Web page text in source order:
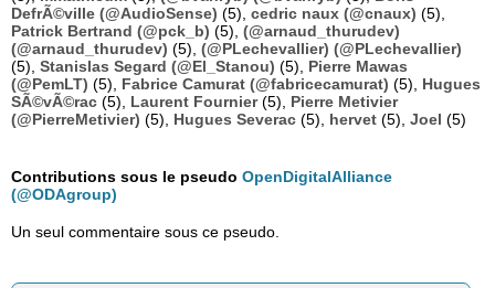
DefrÃ©ville (@AudioSense) (5), cedric naux (@cnaux) (5),
Patrick Bertrand (@pck_b) (5), (@arnaud_thurudev)
(@arnaud_thurudev) (5), (@PLechevallier) (@PLechevallier)
(5), Stanislas Segard (@El_Stanou) (5), Pierre Mawas
(@PemLT) (5), Fabrice Camurat (@fabricecamurat) (5), Hugues
SÃ©vÃ©rac (5), Laurent Fournier(5), Pierre Metivier
(@PierreMetivier) (5), Hugues Severac (5), hervet (5), Joel (5)
Contributions sous le pseudo OpenDigitalAlliance
(@ODAgroup)
Un seul commentaire sous ce pseudo.